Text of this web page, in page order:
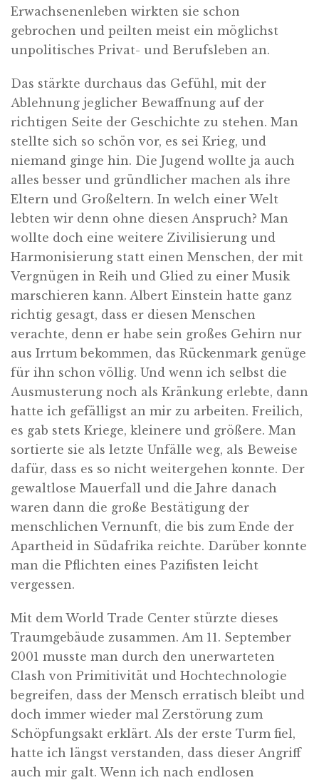
Erwachsenenleben wirkten sie schon
gebrochen und peilten meist ein möglichst
unpolitisches Privat- und Berufsleben an.
Das stärkte durchaus das Gefühl, mit der
Ablehnung jeglicher Bewaffnung auf der
richtigen Seite der Geschichte zu stehen. Man
stellte sich so schön vor, es sei Krieg, und
niemand ginge hin. Die Jugend wollte ja auch
alles besser und gründlicher machen als ihre
Eltern und Großeltern. In welch einer Welt
lebten wir denn ohne diesen Anspruch? Man
wollte doch eine weitere Zivilisierung und
Harmonisierung statt einen Menschen, der mit
Vergnügen in Reih und Glied zu einer Musik
marschieren kann. Albert Einstein hatte ganz
richtig gesagt, dass er diesen Menschen
verachte, denn er habe sein großes Gehirn nur
aus Irrtum bekommen, das Rückenmark genüge
für ihn schon völlig. Und wenn ich selbst die
Ausmusterung noch als Kränkung erlebte, dann
hatte ich gefälligst an mir zu arbeiten. Freilich,
es gab stets Kriege, kleinere und größere. Man
sortierte sie als letzte Unfälle weg, als Beweise
dafür, dass es so nicht weitergehen konnte. Der
gewaltlose Mauerfall und die Jahre danach
waren dann die große Bestätigung der
menschlichen Vernunft, die bis zum Ende der
Apartheid in Südafrika reichte. Darüber konnte
man die Pflichten eines Pazifisten leicht
vergessen.
Mit dem World Trade Center stürzte dieses
Traumgebäude zusammen. Am 11. September
2001 musste man durch den unerwarteten
Clash von Primitivität und Hochtechnologie
begreifen, dass der Mensch erratisch bleibt und
doch immer wieder mal Zerstörung zum
Schöpfungsakt erklärt. Als der erste Turm fiel,
hatte ich längst verstanden, dass dieser Angriff
auch mir galt. Wenn ich nach endlosen